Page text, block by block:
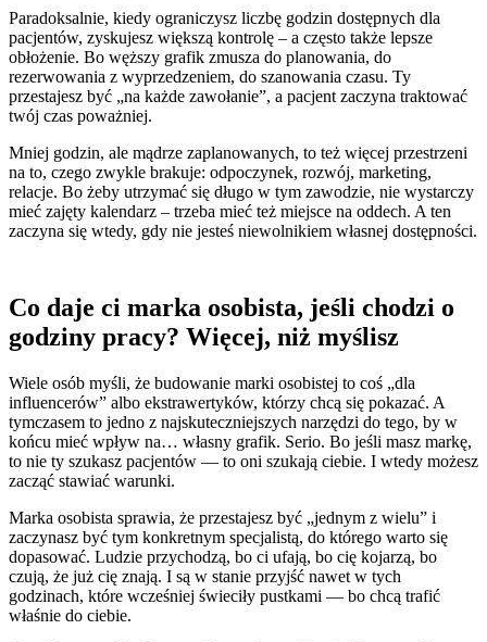
Paradoksalnie, kiedy ograniczysz liczbę godzin dostępnych dla
pacjentów, zyskujesz większą kontrolę – a często także lepsze
obłożenie. Bo węższy grafik zmusza do planowania, do
rezerwowania z wyprzedzeniem, do szanowania czasu. Ty
przestajesz być „na każde zawołanie”, a pacjent zaczyna traktować
twój czas poważniej.
Mniej godzin, ale mądrze zaplanowanych, to też więcej przestrzeni
na to, czego zwykle brakuje: odpoczynek, rozwój, marketing,
relacje. Bo żeby utrzymać się długo w tym zawodzie, nie wystarczy
mieć zajęty kalendarz – trzeba mieć też miejsce na oddech. A ten
zaczyna się wtedy, gdy nie jesteś niewolnikiem własnej dostępności.
Co daje ci marka osobista, jeśli chodzi o
godziny pracy? Więcej, niż myślisz
Wiele osób myśli, że budowanie marki osobistej to coś „dla
influencerów” albo ekstrawertyków, którzy chcą się pokazać. A
tymczasem to jedno z najskuteczniejszych narzędzi do tego, by w
końcu mieć wpływ na… własny grafik. Serio. Bo jeśli masz markę,
to nie ty szukasz pacjentów — to oni szukają ciebie. I wtedy możesz
zacząć stawiać warunki.
Marka osobista sprawia, że przestajesz być „jednym z wielu” i
zaczynasz być tym konkretnym specjalistą, do którego warto się
dopasować. Ludzie przychodzą, bo ci ufają, bo cię kojarzą, bo
czują, że już cię znają. I są w stanie przyjść nawet w tych
godzinach, które wcześniej świeciły pustkami — bo chcą trafić
właśnie do ciebie.